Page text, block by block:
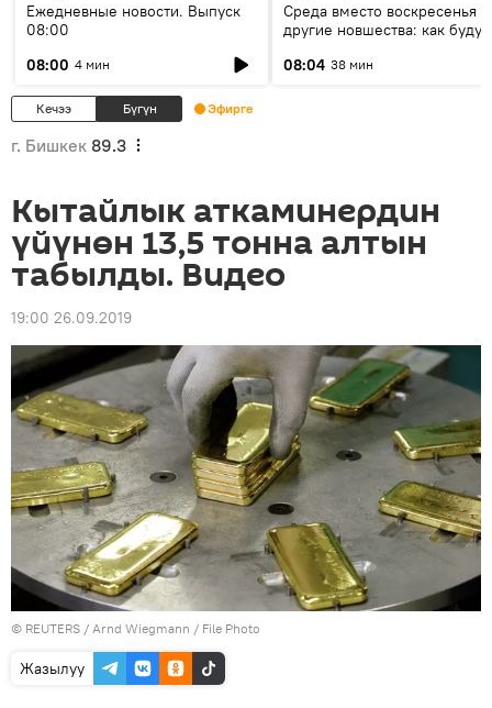
Ежедневные новости. Выпуск
08:00
08:00 4 мин
Среда вместо воскресенья и
другие новшества: как будут
08:04 38 мин
Кечээ Бүгүн Эфирге
г. Бишкек 89.3
Кытайлык аткаминердин
үйүнөн 13,5 тонна алтын
табылды. Видео
19:00 26.09.2019
© REUTERS / Arnd Wiegmann / File Photo
Жазылуу